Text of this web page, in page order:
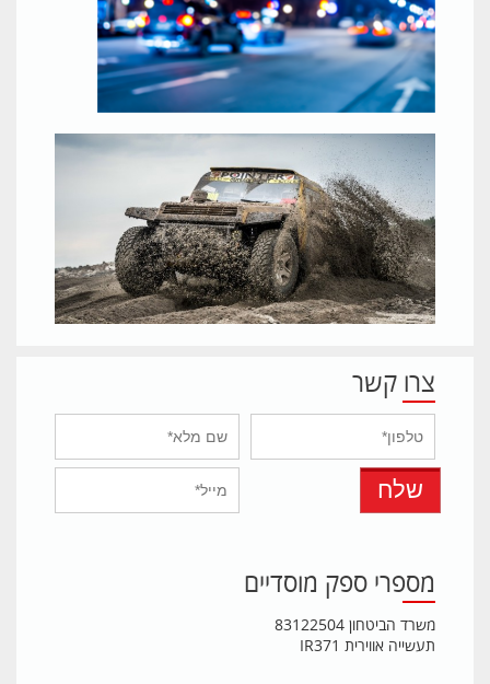
צרו קשר
מספרי ספק מוסדיים
משרד הביטחון 83122504
תעשייה אווירית IR371